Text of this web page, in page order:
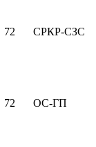
72 СРКР-СЗС
72 ОС-ГП